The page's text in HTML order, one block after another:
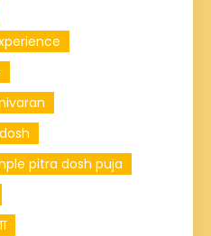
pitra dosh puja